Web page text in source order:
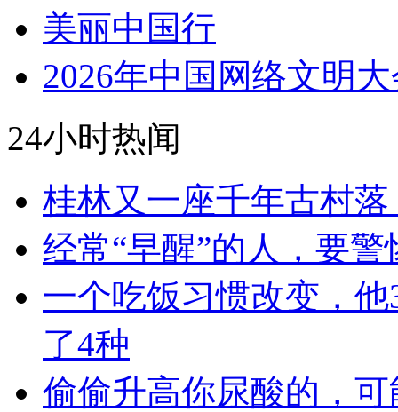
美丽中国行
2026年中国网络文明
24小时热闻
桂林又一座千年古村
经常“早醒”的人，要
一个吃饭习惯改变，
了4种
偷偷升高你尿酸的，